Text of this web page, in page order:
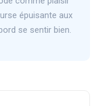
épuisante aux
se sentir bien.